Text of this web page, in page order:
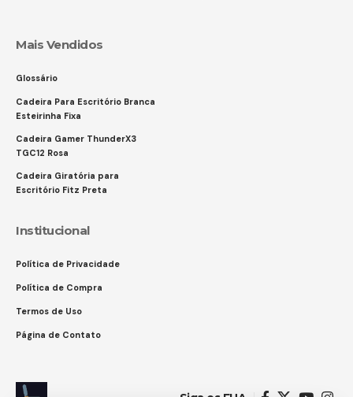
Mais Vendidos
Glossário
Cadeira Para Escritório Branca
Esteirinha Fixa
Cadeira Gamer ThunderX3
TGC12 Rosa
Cadeira Giratória para
Escritório Fitz Preta
Institucional
Política de Privacidade
Política de Compra
Termos de Uso
Página de Contato